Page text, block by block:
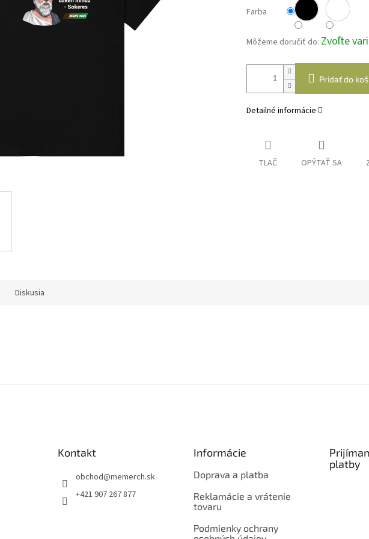
Farba
Môžeme doručiť do: Zvoľte
Pridať do
Detailné informácie
TLAČ OPÝTAŤ SA
Diskusia
Kontakt
obchod@memerch.sk
+421 907 267 877
Informácie
Doprava a platba
Reklamácie a vrátenie
tovaru
Podmienky ochrany
platby